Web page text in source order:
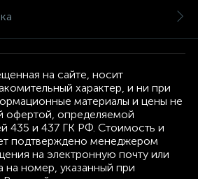
на сайте, носит
характер, и ни при
материалы и цены не
офертой, определяемой
435 и 437 ГК РФ. Стоимость и
подтверждено менеджером
на электронную почту или
на номер, указанный при